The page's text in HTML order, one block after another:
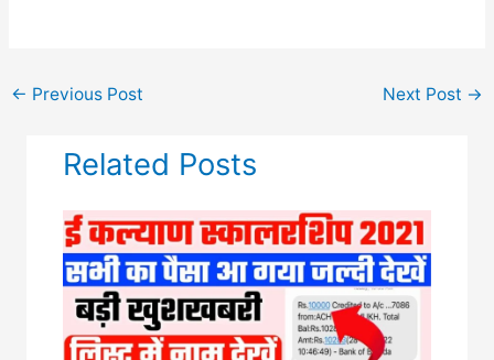
← Previous Post Next Post →
Related Posts